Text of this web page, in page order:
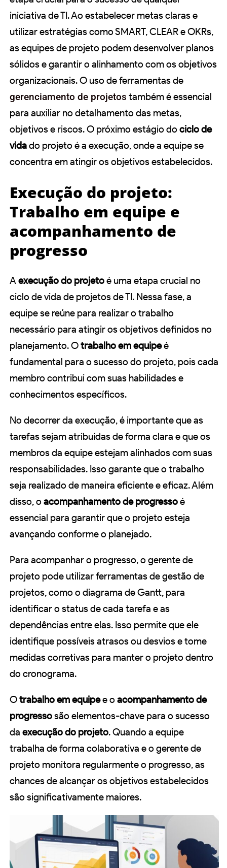
iniciativa de TI. Ao estabelecer metas claras e
utilizar estratégias como SMART, CLEAR e OKRs,
as equipes de projeto podem desenvolver planos
sólidos e garantir o alinhamento com os objetivos
organizacionais. O uso de ferramentas de
gerenciamento de projetos também é essencial
para auxiliar no detalhamento das metas,
objetivos e riscos. O próximo estágio do ciclo de
vidado projeto é a execução, onde a equipe se
concentra em atingir os objetivos estabelecidos.
Execução do projeto:
Trabalho em equipe e
acompanhamento de
progresso
Aexecução do projetoé uma etapa crucial no
ciclo de vida de projetos de TI. Nessa fase, a
equipe se reúne para realizar o trabalho
necessário para atingir os objetivos definidos no
planejamento. Otrabalho em equipeé
fundamental para o sucesso do projeto, pois cada
membro contribui com suas habilidades e
conhecimentos específicos.
No decorrer da execução, é importante que as
tarefas sejam atribuídas de forma clara e que os
membros da equipe estejam alinhados com suas
responsabilidades. Isso garante que o trabalho
seja realizado de maneira eficiente e eficaz. Além
disso, o acompanhamento de progressoé
essencial para garantir que o projeto esteja
avançando conforme o planejado.
Para acompanhar o progresso, o gerente de
projeto pode utilizar ferramentas de gestão de
projetos, como o diagrama de Gantt, para
identificar o status de cada tarefa e as
dependências entre elas. Isso permite que ele
identifique possíveis atrasos ou desvios e tome
medidas corretivas para manter o projeto dentro
do cronograma.
Otrabalho em equipee o acompanhamento de
progressosão elementos-chave para o sucesso
da execução do projeto. Quando a equipe
trabalha de forma colaborativa e o gerente de
projeto monitora regularmente o progresso, as
chances de alcançar os objetivos estabelecidos
são significativamente maiores.